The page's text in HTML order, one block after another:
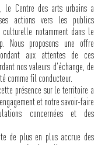
le Centre des arts urbains a
actions vers les publics
notamment dans le
Nous proposons une offre
aux attentes de ces
nos valeurs d'échange, de
comme fil conducteur.
présence sur le territoire a
et notre savoir-faire
concernées et des
de plus en plus accrue des